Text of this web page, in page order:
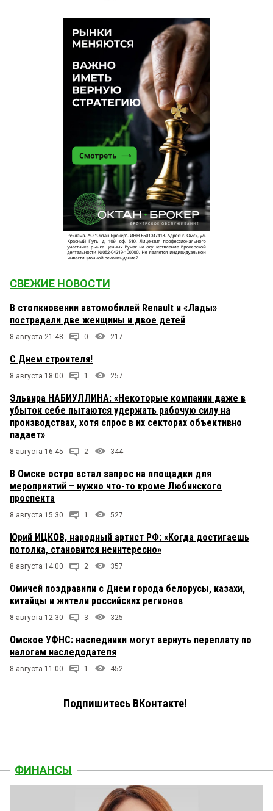
СВЕЖИЕ НОВОСТИ
В столкновении автомобилей Renault и «Лады»
пострадали две женщины и двое детей
8 августа 21:48 0 217
С Днем строителя!
8 августа 18:00 1 257
Эльвира НАБИУЛЛИНА: «Некоторые компании даже в
убыток себе пытаются удержать рабочую силу на
производствах, хотя спрос в их секторах объективно
падает»
8 августа 16:45 2 344
В Омске остро встал запрос на площадки для
мероприятий – нужно что-то кроме Любинского
проспекта
8 августа 15:30 1 527
Юрий ИЦКОВ, народный артист РФ: «Когда достигаешь
потолка, становится неинтересно»
8 августа 14:00 2 357
Омичей поздравили с Днем города белорусы, казахи,
китайцы и жители российских регионов
8 августа 12:30 3 325
Омское УФНС: наследники могут вернуть переплату по
налогам наследодателя
8 августа 11:00 1 452
Подпишитесь ВКонтакте!
ФИНАНСЫ